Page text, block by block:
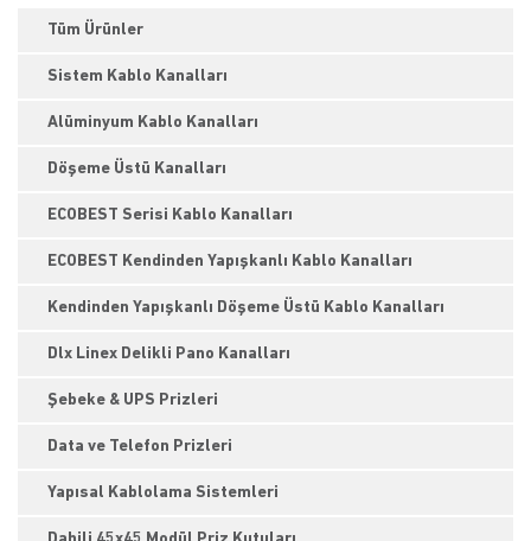
Tüm Ürünler
Sistem Kablo Kanalları
Alüminyum Kablo Kanalları
Döşeme Üstü Kanalları
ECOBEST Serisi Kablo Kanalları
ECOBEST Kendinden Yapışkanlı Kablo Kanalları
Kendinden Yapışkanlı Döşeme Üstü Kablo Kanalları
Dlx Linex Delikli Pano Kanalları
Şebeke & UPS Prizleri
Data ve Telefon Prizleri
Yapısal Kablolama Sistemleri